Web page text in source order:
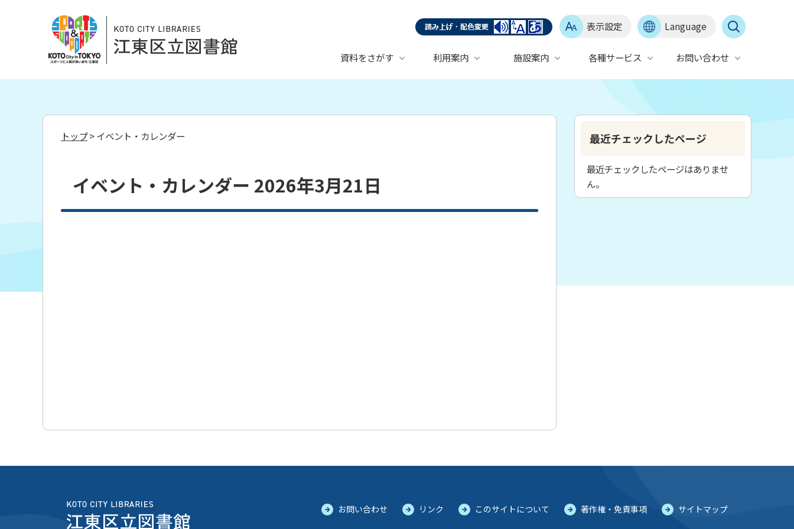
表示設定 Language
資料をさがす 利用案内 施設案内 各種サービス お問い合わせ
トップ> イベント・カレンダー
イベント・カレンダー 2026年3月21日
最近チェックしたページ
最近チェックしたページはありませ
ん。
お問い合わせ リンク このサイトについて 著作権・免責事項 サイトマップ